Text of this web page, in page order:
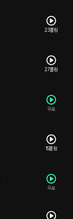
23플링
27플링
무료
15플링
무료